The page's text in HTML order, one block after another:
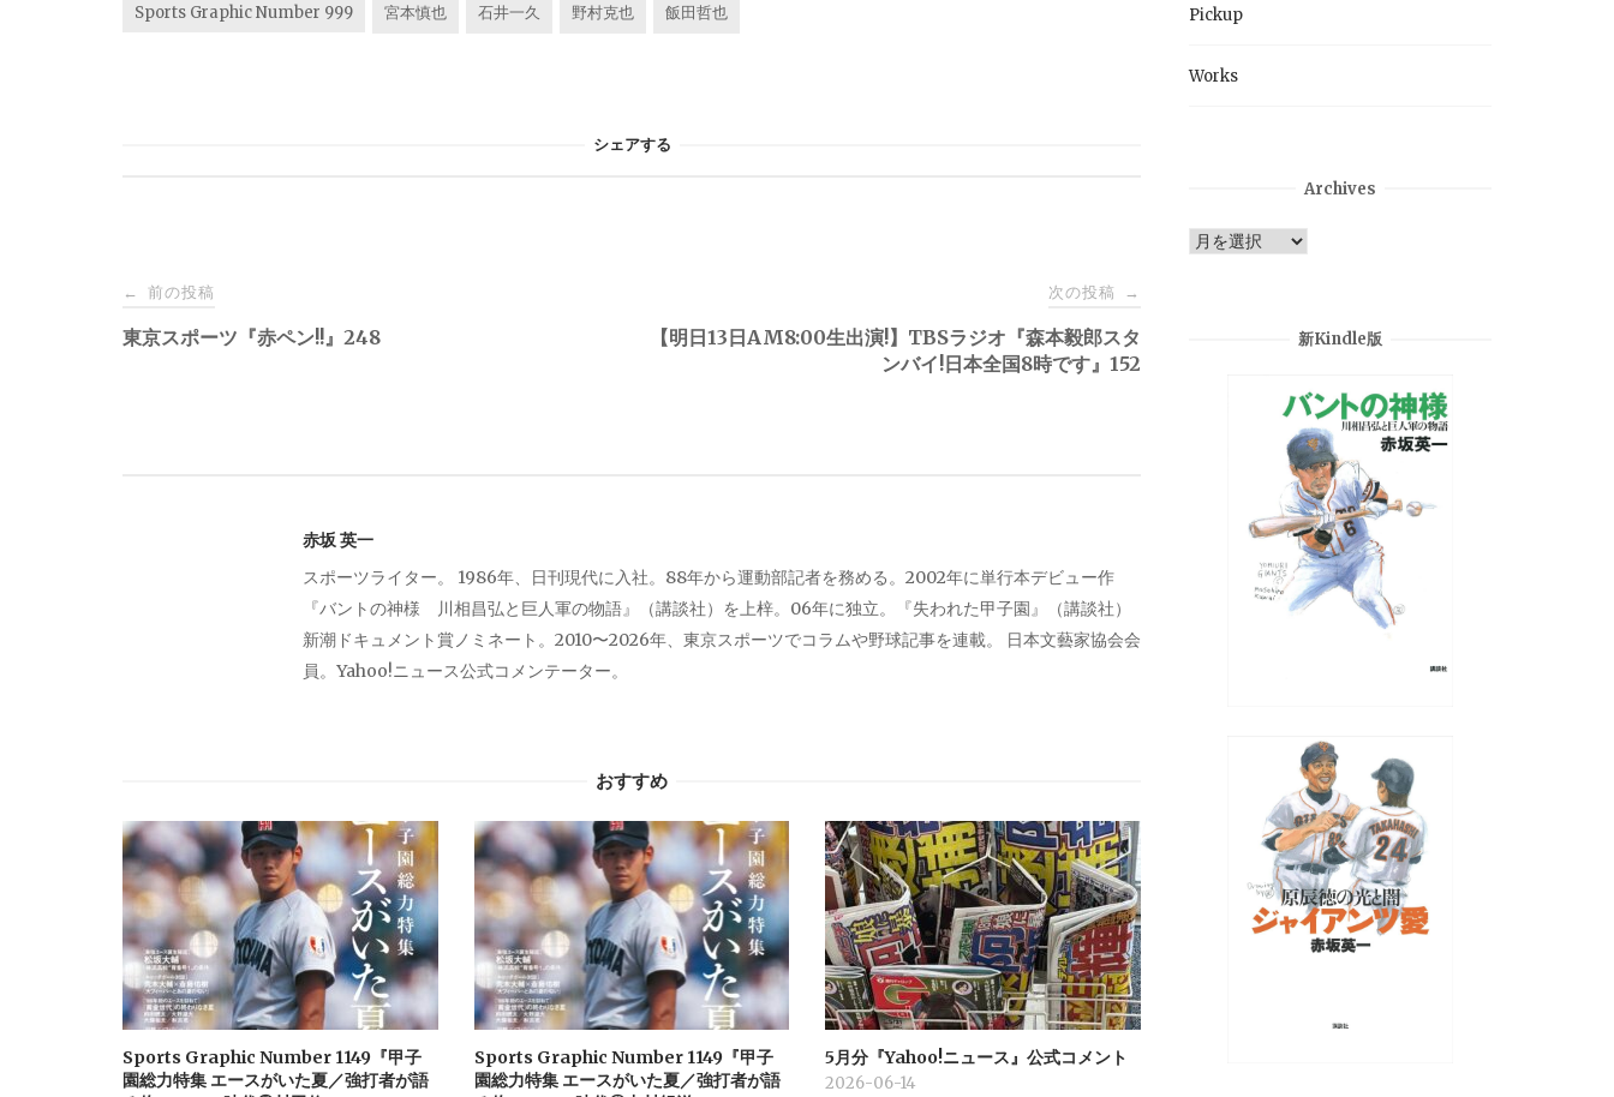
Sports Graphic Number 999 宮本慎也 石井一久 野村克也 飯田哲也
シェアする
投
稿
← 前の投稿
東京スポーツ『赤ペン!!』248
次の投稿 →
【明日13日AM8:00生出演!】TBSラジオ『森本毅郎スタ
ンバイ!日本全国8時です』152
赤坂 英一
スポーツライター。 1986年、日刊現代に入社。88年から運動部記者を務める。2002年に単行本デビュー作
『バントの神様 川相昌弘と巨人軍の物語』（講談社）を上梓。06年に独立。『失われた甲子園』（講談社）
新潮ドキュメント賞ノミネート。2010〜2026年、東京スポーツでコラムや野球記事を連載。 日本文藝家協会会
員。Yahoo!ニュース公式コメンテーター。
おすすめ
Sports Graphic Number 1149『甲子
園総力特集 エースがいた夏／強打者が語
Sports Graphic Number 1149『甲子
園総力特集 エースがいた夏／強打者が語
5月分『Yahoo!ニュース』公式コメント
2026-06-14
Pickup
Works
Archives
Archives
新Kindle版